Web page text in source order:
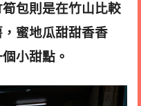
筍包則是在竹山比較
蜜地瓜甜甜香香
小甜點。